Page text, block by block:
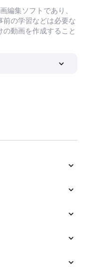
こし
編集ソフトであり、
前の学習などは必要な
の動画を作成すること